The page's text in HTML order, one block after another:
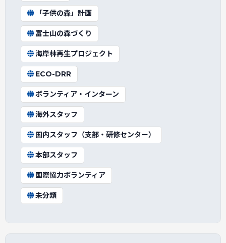
「子供の森」計画
富士山の森づくり
海岸林再生プロジェクト
ECO-DRR
ボランティア・インターン
海外スタッフ
国内スタッフ（支部・研修センター）
本部スタッフ
国際協力ボランティア
未分類